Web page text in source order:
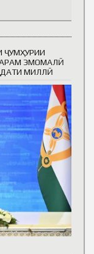
ЭМОМАЛӢ
МИЛЛӢ